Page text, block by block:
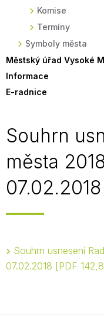
Komise
Termíny
Symboly města
Městský úřad Vysoké
Informace
E-radnice
Souhrn
města
07.02.2018
Souhrn usnesení
07.02.2018
PDF